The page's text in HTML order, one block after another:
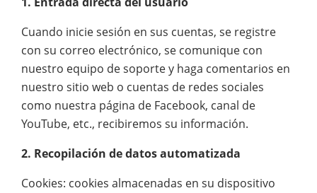
Cuando inicie sesión en sus cuentas, se registre
con su correo electrónico, se comunique con
nuestro equipo de soporte y haga comentarios en
nuestro sitio web o cuentas de redes sociales
como nuestra página de Facebook, canal de
YouTube, etc., recibiremos su información.
2. Recopilación de datos automatizada
Cookies: cookies almacenadas en su dispositivo